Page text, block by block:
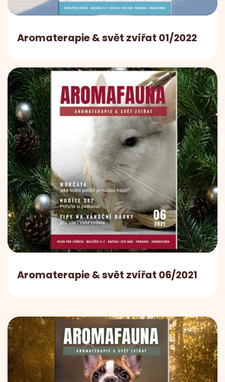
Aromaterapie & svět zvířat 01/2022
Aromaterapie & svět zvířat 06/2021